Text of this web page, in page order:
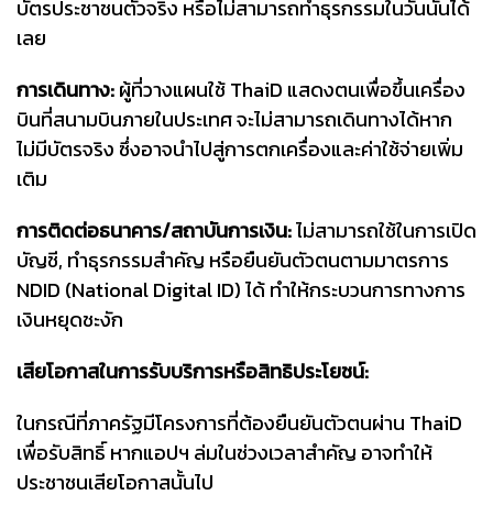
บัตรประชาชนตัวจริง หรือไม่สามารถทำธุรกรรมในวันนั้นได้
เลย
การเดินทาง:ผู้ที่วางแผนใช้ ThaiD แสดงตนเพื่อขึ้นเครื่อง
บินที่สนามบินภายในประเทศ จะไม่สามารถเดินทางได้หาก
ไม่มีบัตรจริง ซึ่งอาจนำไปสู่การตกเครื่องและค่าใช้จ่ายเพิ่ม
เติม
การติดต่อธนาคาร/สถาบันการเงิน:ไม่สามารถใช้ในการเปิด
บัญชี, ทำธุรกรรมสำคัญ หรือยืนยันตัวตนตามมาตรการ
NDID (National Digital ID) ได้ ทำให้กระบวนการทางการ
เงินหยุดชะงัก
เสียโอกาสในการรับบริการหรือสิทธิประโยชน์:
ในกรณีที่ภาครัฐมีโครงการที่ต้องยืนยันตัวตนผ่าน ThaiD
เพื่อรับสิทธิ์ หากแอปฯ ล่มในช่วงเวลาสำคัญ อาจทำให้
ประชาชนเสียโอกาสนั้นไป